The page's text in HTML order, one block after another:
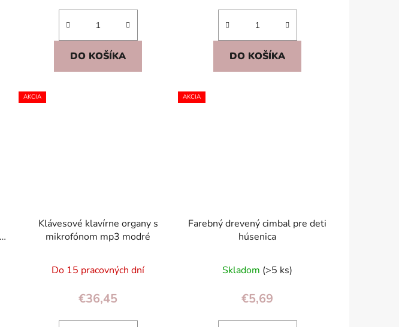
DO KOŠÍKA DO KOŠÍKA
AKCIA
Klávesové klavírne organy s
mikrofónom mp3 modré
Do 15 pracovných dní
€36,45
AKCIA
Farebný drevený cimbal pre deti
húsenica
Skladom (>5 ks)
€5,69